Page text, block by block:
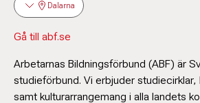
Dalarna
Gå till abf.se
Arbetarnas Bildningsförbund (ABF) är
studieförbund. Vi erbjuder
samt kulturarrangemang i alla landets